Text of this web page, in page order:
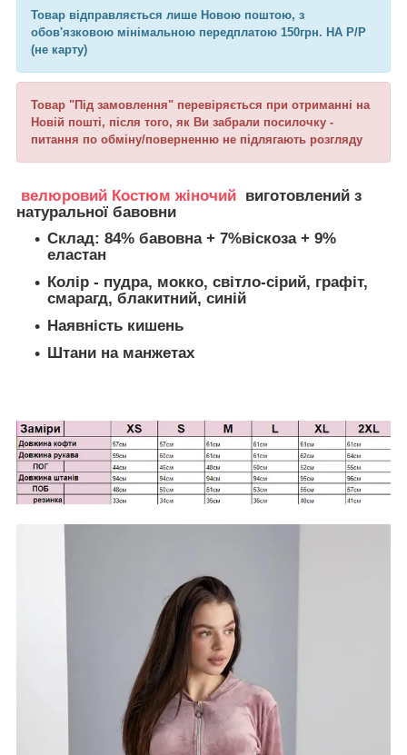
Товар відправляється лише Новою поштою, з
обов'язковою мінімальною передплатою 150грн. НА Р/Р
(не карту)
Товар "Під замовлення" перевіряється при отриманні на
Новій пошті, після того, як Ви забрали посилочку -
питання по обміну/поверненню не підлягають розгляду
велюровий Костюм жіночий виготовлений з
натуральної бавовни
Склад: 84% бавовна + 7%віскоза + 9%
еластан
Колір - пудра, мокко, світло-сірий, графіт,
смарагд, блакитний, синій
Наявність кишень
Штани на манжетах